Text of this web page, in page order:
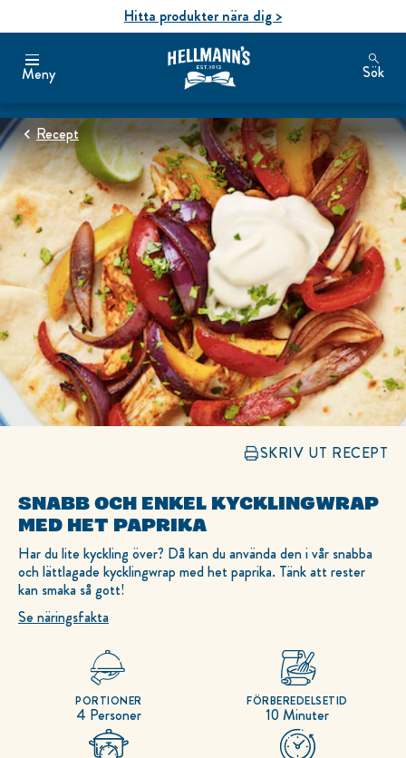
Hitta produkter nära dig >
Meny Sök
Recept
SKRIV UT RECEPT
SNABB OCH ENKEL KYCKLINGWRAP
MED HET PAPRIKA
Har du lite kyckling över? Då kan du använda den i vår snabba
och lättlagade kycklingwrap med het paprika. Tänk att rester
kan smaka så gott!
Se näringsfakta
4 Personer
PORTIONER
10 Minuter
FÖRBEREDELSETID